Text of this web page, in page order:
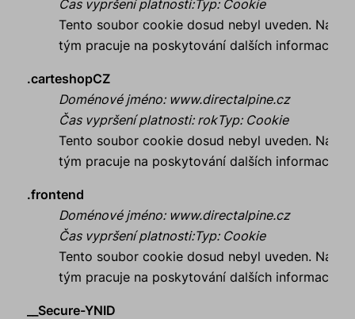
Čas vypršení platnosti:Typ: Cookie
Tento soubor cookie dosud nebyl uveden. Náš
tým pracuje na poskytování dalších informací.
.carteshopCZ
Doménové jméno: www.directalpine.cz
Čas vypršení platnosti: rokTyp: Cookie
Tento soubor cookie dosud nebyl uveden. Náš
tým pracuje na poskytování dalších informací.
.frontend
Doménové jméno: www.directalpine.cz
Čas vypršení platnosti:Typ: Cookie
Tento soubor cookie dosud nebyl uveden. Náš
tým pracuje na poskytování dalších informací.
__Secure-YNID